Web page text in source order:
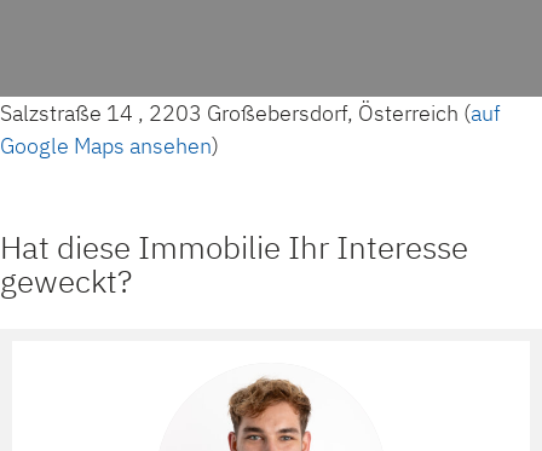
Salzstraße 14 , 2203 Großebersdorf, Österreich (auf
Google Maps ansehen)
Hat diese Immobilie Ihr Interesse
geweckt?